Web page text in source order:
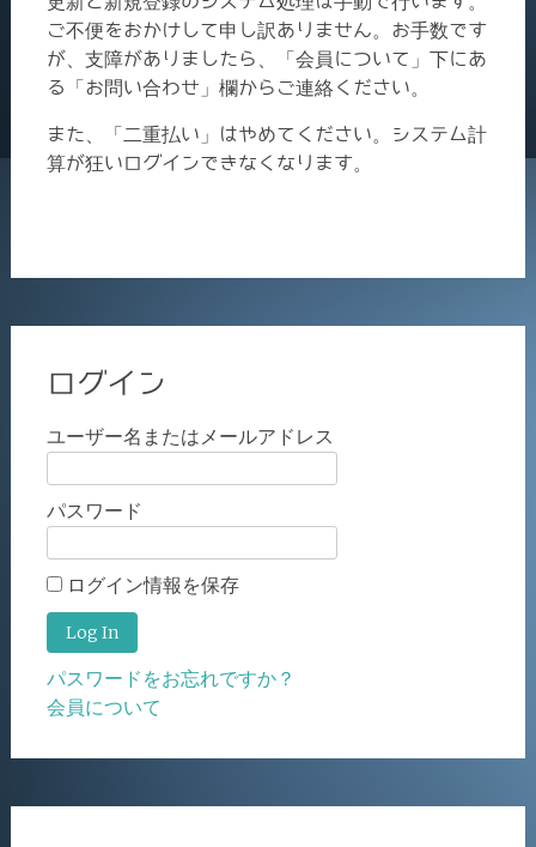
ご不便をおかけして申し訳ありません。お手数です
が、支障がありましたら、「会員について」下にあ
る「お問い合わせ」欄からご連絡ください。
また、「二重払い」はやめてください。システム計
算が狂いログインできなくなります。
ログイン
ユーザー名またはメールアドレス
パスワード
ログイン情報を保存
パスワードをお忘れですか？
会員について